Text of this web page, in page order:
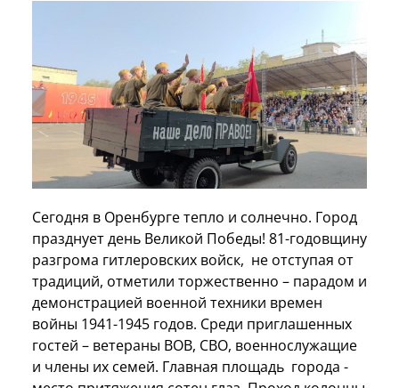
Сегодня в Оренбурге тепло и солнечно. Город
празднует день Великой Победы! 81-годовщину
разгрома гитлеровских войск, не отступая от
традиций, отметили торжественно – парадом и
демонстрацией военной техники времен
войны 1941-1945 годов. Среди приглашенных
гостей – ветераны ВОВ, СВО, военнослужащие
и члены их семей. Главная площадь города -